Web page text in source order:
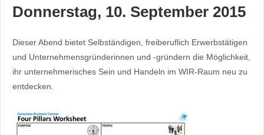
Donnerstag, 10. September 2015
Dieser Abend bietet Selbständigen, freiberuflich Erwerbstätigen
und Unternehmensgründerinnen und -gründern die Möglichkeit,
ihr unternehmerisches Sein und Handeln im WIR-Raum neu zu
entdecken.